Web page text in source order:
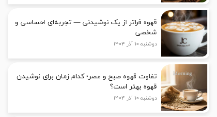
قهوه فراتر از یک نوشیدنی — تجربه‌ای احساسی و
شخصی
دوشنبه ۱۰ آذر ۱۴۰۴
تفاوت قهوه صبح و عصر؛ کدام زمان برای نوشیدن
قهوه بهتر است؟
دوشنبه ۱۰ آذر ۱۴۰۴